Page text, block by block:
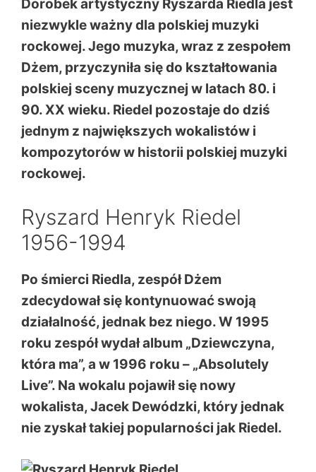
Dorobek artystyczny Ryszarda Riedla jest
niezwykle ważny dla polskiej muzyki
rockowej. Jego muzyka, wraz z zespołem
Dżem, przyczyniła się do kształtowania
polskiej sceny muzycznej w latach 80. i
90. XX wieku. Riedel pozostaje do dziś
jednym z największych wokalistów i
kompozytorów w historii polskiej muzyki
rockowej.
Ryszard Henryk Riedel
1956-1994
Po śmierci Riedla, zespół Dżem
zdecydował się kontynuować swoją
działalność, jednak bez niego. W 1995
roku zespół wydał album „Dziewczyna,
która ma”, a w 1996 roku – „Absolutely
Live”. Na wokalu pojawił się nowy
wokalista, Jacek Dewódzki, który jednak
nie zyskał takiej popularności jak Riedel.